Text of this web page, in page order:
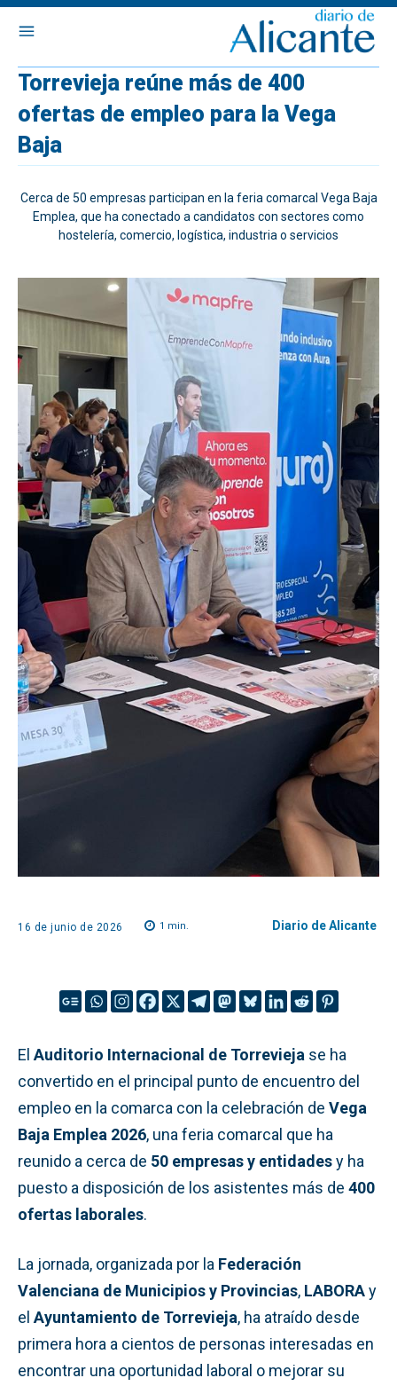
Torrevieja reúne más de 400
ofertas de empleo para la Vega
Baja
Cerca de 50 empresas participan en la feria comarcal Vega Baja
Emplea, que ha conectado a candidatos con sectores como
hostelería, comercio, logística, industria o servicios
16 de junio de 2026 1 min. Diario de Alicante
El Auditorio Internacional de Torrevieja se ha
convertido en el principal punto de encuentro del
empleo en la comarca con la celebración de Vega
Baja Emplea 2026, una feria comarcal que ha
reunido a cerca de 50 empresas y entidadesy ha
puesto a disposición de los asistentes más de 400
ofertas laborales.
La jornada, organizada por la Federación
Valenciana de Municipios y Provincias, LABORAy
el Ayuntamiento de Torrevieja, ha atraído desde
primera hora a cientos de personas interesadas en
encontrar una oportunidad laboral o mejorar su